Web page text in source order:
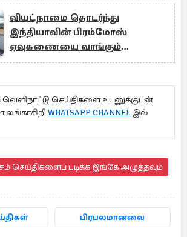
வியட்நாமை தொடர்ந்து
இந்தியாவின் பிரம்மோஸ்
ஏவுகணையை வாங்கும்
மற்றொரு நாடு
வெளிநாட்டு செய்திகளை உடனுக்குடன்
WHATSAPP CHANNEL இல்
செய்திகளைப் படிக்க இங்கே அழுத்தவும்
பிரபலமானவை